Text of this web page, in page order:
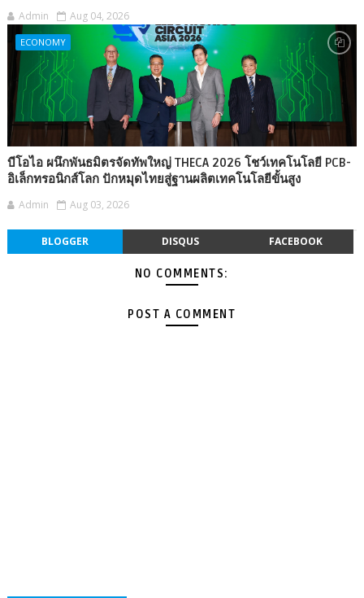
Admin Aug 04, 2026
ECONOMY
บีโอไอ ผนึกพันธมิตรจัดทัพใหญ่ THECA 2026 โชว์เทคโนโลยี PCB-
อิเล็กทรอนิกส์โลก ปักหมุดไทยสู่ฐานผลิตเทคโนโลยีขั้นสูง
Admin Aug 03, 2026
BLOGGER DISQUS FACEBOOK
NO COMMENTS:
POST A COMMENT